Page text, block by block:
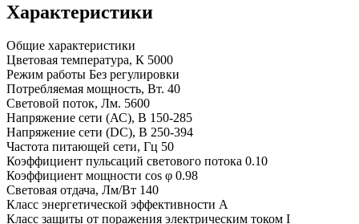
Характеристики
Общие характеристики
Цветовая температура, К 5000
Режим работы Без регулировки
Потребляемая мощность, Вт. 40
Световой поток, Лм. 5600
Напряжение сети (АС), В 150-285
Напряжение сети (DC), В 250-394
Частота питающей сети, Гц 50
Коэффициент пульсаций светового потока 0.10
Коэффициент мощности cos φ 0.98
Световая отдача, Лм/Вт 140
Класс энергетической эффективности A
Класс защиты от поражения электрическим током I